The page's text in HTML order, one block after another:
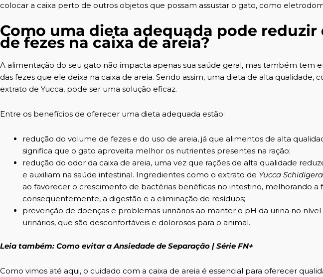
colocar a caixa perto de outros objetos que possam assustar o gato, como
Como uma dieta adequada pode
de fezes na caixa de areia?
A alimentação do seu gato não impacta apenas sua saúde geral, mas também tem
das fezes que ele deixa na caixa de areia. Sendo assim, uma dieta de alta
extrato de Yucca, pode ser uma solução eficaz.
Entre os benefícios de oferecer uma dieta adequada estão:
redução do volume de fezes e do uso de areia, já que alimentos de alta
significa que o gato aproveita melhor os nutrientes presentes na ração;
redução do odor da caixa de areia, uma vez que rações de alta qualidade
e auxiliam na saúde intestinal. Ingredientes como o extrato de Yucca Schidigera
ao favorecer o crescimento de bactérias benéficas no intestino, melhorando a
consequentemente, a digestão e a eliminação de resíduos;
prevenção de doenças e problemas urinários ao manter o pH da urina no
urinários, que são desconfortáveis e dolorosos para o animal.
Leia também: Como evitar a Ansiedade de Separação | Série FN+
Como vimos até aqui, o cuidado com a caixa de areia é essencial para oferecer